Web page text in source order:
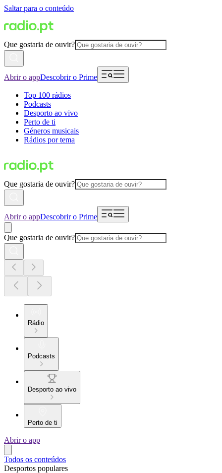
Saltar para o conteúdo
Que gostaria de ouvir?
Abrir o appDescobrir o Prime
Top 100 rádios
Podcasts
Desporto ao vivo
Perto de ti
Géneros musicais
Rádios por tema
Que gostaria de ouvir?
Abrir o appDescobrir o Prime
Que gostaria de ouvir?
Rádio
Podcasts
Desporto ao vivo
Perto de ti
Abrir o app
Todos os conteúdos
Desportos populares